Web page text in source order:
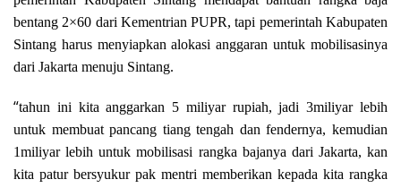
bentang 2×60 dari Kementrian PUPR, tapi pemerintah Kabupaten
Sintang harus menyiapkan alokasi anggaran untuk mobilisasinya
dari Jakarta menuju Sintang.
“tahun ini kita anggarkan 5 miliyar rupiah, jadi 3miliyar lebih
untuk membuat pancang tiang tengah dan fendernya, kemudian
1miliyar lebih untuk mobilisasi rangka bajanya dari Jakarta, kan
kita patur bersyukur pak mentri memberikan kepada kita rangka